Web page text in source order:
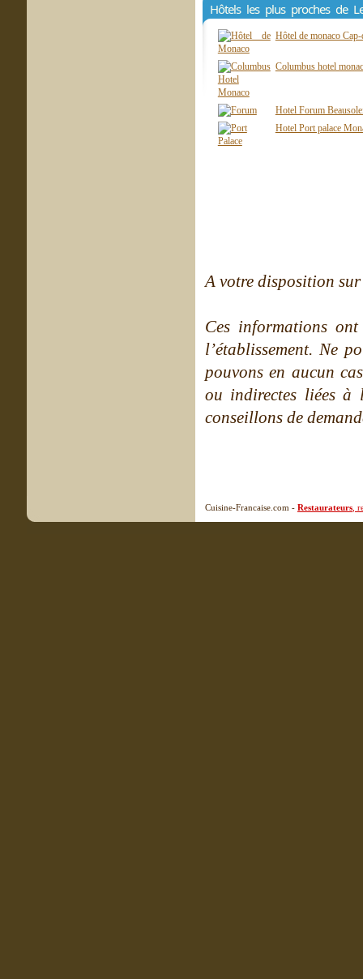
Hôtels les plus proches de
Hôtel de monaco
Columbus hotel
Hotel Forum
Hotel Port palace
A votre disposition
Ces informations
l’établissement. Ne
pouvons en aucun
ou indirectes liées à
conseillons de
Cuisine-Francaise.com - Restaurateurs ,